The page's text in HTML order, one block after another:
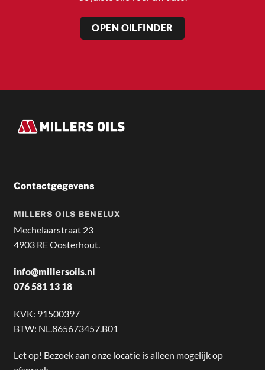
OPEN OILFINDER
Contactgegevens
MILLERS OILS BENELUX
Mechelaarstraat 23
4903 RE Oosterhout.
info@millersoils.nl
076 581 13 18
KVK: 91500397
BTW: NL.865673457.B01
Let op! Bezoek aan onze locatie is alleen mogelijk op